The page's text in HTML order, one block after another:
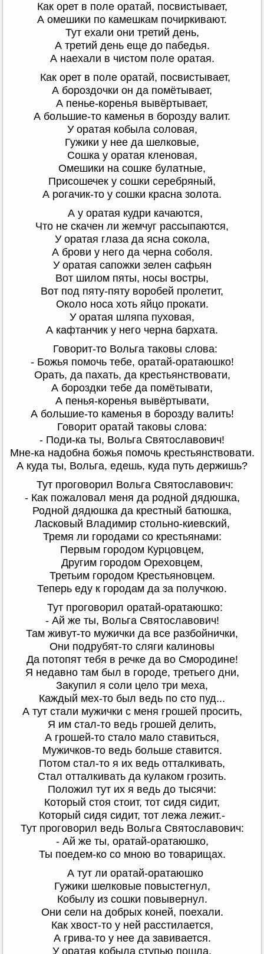
Как орет в поле оратай, посвистывает,
А омешики по камешкам почиркивают.
Тут ехали они третий день,
А третий день еще до пабедья.
А наехали в чистом поле оратая.
Как орет в поле оратай, посвистывает,
А бороздочки он да помётывает,
А пенье-коренья вывёртывает,
А большие-то каменья в борозду валит.
У оратая кобыла соловая,
Гужики у нее да шелковые,
Сошка у оратая кленовая,
Омешики на сошке булатные,
Присошечек у сошки серебряный,
А рогачик-то у сошки красна золота.
А у оратая кудри качаются,
Что не скачен ли жемчуг рассыпаются,
У оратая глаза да ясна сокола,
А брови у него да черна соболя.
У оратая сапожки зелен сафьян
Вот шилом пяты, носы востры,
Вот под пяту-пяту воробей пролетит,
Около носа хоть яйцо прокати.
У оратая шляпа пуховая,
А кафтанчик у него черна бархата.
Говорит-то Вольга таковы слова:
- Божья помочь тебе, оратай-оратаюшко!
Орать, да пахать, да крестьянствовати,
А бороздки тебе да помётывати,
А пенья-коренья вывёртывати,
А большие-то каменья в борозду валить!
Говорит оратай таковы слова:
- Поди-ка ты, Вольга Святославович!
Мне-ка надобна божья помочь крестьянствовати.
А куда ты, Вольга, едешь, куда путь держишь?
Тут проговорил Вольга Святославович:
- Как пожаловал меня да родной дядюшка,
Родной дядюшка да крестный батюшка,
Ласковый Владимир стольно-киевский,
Тремя ли городами со крестьянами:
Первым городом Курцовцем,
Другим городом Ореховцем,
Третьим городом Крестьяновцем.
Теперь еду к городам да за получкою.
Тут проговорил оратай-оратаюшко:
- Ай же ты, Вольга Святославович!
Там живут-то мужички да все разбойнички,
Они подрубят-то сляги калиновы
Да потопят тебя в речке да во Смородине!
Я недавно там был в городе, третьего дни,
Закупил я соли цело три меха,
Каждый мех-то был ведь по сто пуд...
А тут стали мужички с меня грошей просить,
Я им стал-то ведь грошей делить,
А грошей-то стало мало ставиться,
Мужичков-то ведь больше ставится.
Потом стал-то я их ведь отталкивать,
Стал отталкивать да кулаком грозить.
Положил тут их я ведь до тысячи:
Который стоя стоит, тот сидя сидит,
Который сидя сидит, тот лежа лежит.-
Тут проговорил ведь Вольга Святославович:
- Ай же ты, оратай-оратаюшко,
Ты поедем-ко со мною во товарищах.
А тут ли оратай-оратаюшко
Гужики шелковые повыстегнул,
Кобылу из сошки повывернул.
Они сели на добрых коней, поехали.
Как хвост-то у ней расстилается,
А грива-то у нее да завивается.
У оратая кобыла ступью пошла,